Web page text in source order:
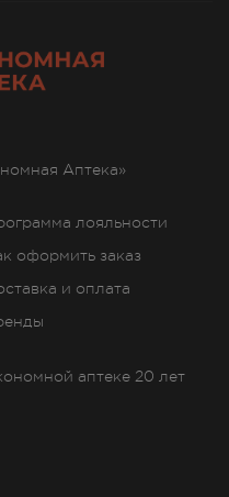
лояльности
оформить заказ
и оплата
аптеке 20 лет
Аптека»